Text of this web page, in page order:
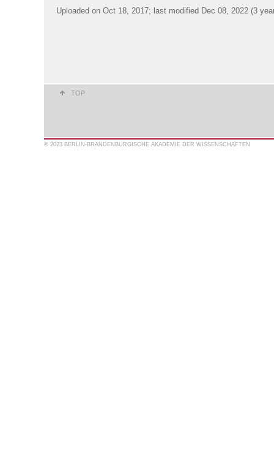
Uploaded on Oct 18, 2017; last modified Dec 08, 2022 (3
TOP
© 2023 BERLIN-BRANDENBURGISCHE AKADEMIE DER WISSENSCHAFTEN